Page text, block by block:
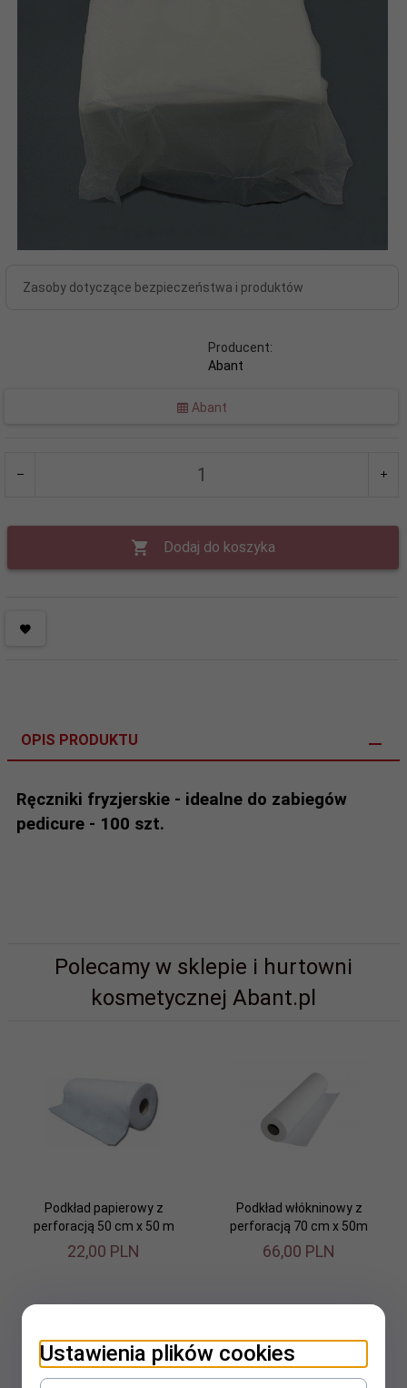
Zasoby dotyczące bezpieczeństwa i produktów
Producent:
Abant
Abant
Dodaj do koszyka
OPIS PRODUKTU
Ręczniki fryzjerskie - idealne do zabiegów
pedicure - 100 szt.
Polecamy w sklepie i hurtowni
kosmetycznej Abant.pl
Podkład papierowy z
perforacją 50 cm x 50 m
22,00 PLN
Podkład włókninowy z
perforacją 70 cm x 50m
66,00 PLN
Ustawienia plików cookies